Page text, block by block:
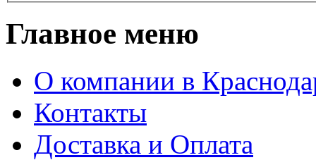
Главное меню
О компании в
Контакты
Доставка и Оплата